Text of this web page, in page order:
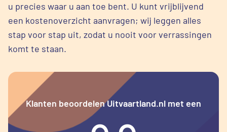
u precies waar u aan toe bent. U kunt vrijblijvend
een kostenoverzicht aanvragen; wij leggen alles
stap voor stap uit, zodat u nooit voor verrassingen
komt te staan.
Klanten beoordelen Uitvaartland.nl met een